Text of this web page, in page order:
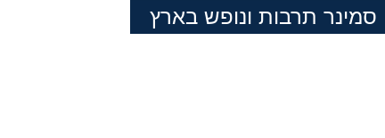
סמינר תרבות ונופש בארץ